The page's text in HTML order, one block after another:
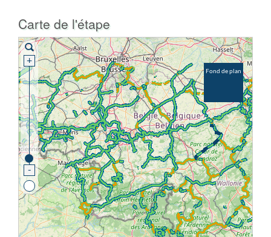
Carte de l'étape